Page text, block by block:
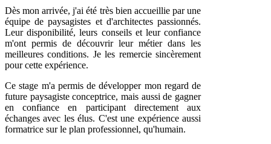
Dès mon arrivée, j'ai été très bien accueillie par une
équipe de paysagistes et d'architectes passionnés.
Leur disponibilité, leurs conseils et leur confiance
m'ont permis de découvrir leur métier dans les
meilleures conditions. Je les remercie sincèrement
pour cette expérience.
Ce stage m'a permis de développer mon regard de
future paysagiste conceptrice, mais aussi de gagner
en confiance en participant directement aux
échanges avec les élus. C'est une expérience aussi
formatrice sur le plan professionnel, qu'humain.